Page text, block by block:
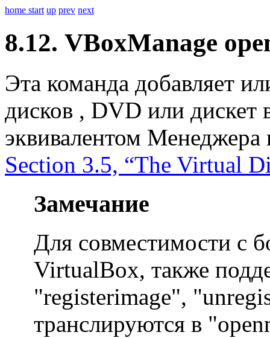
home start up prev next
8.12. VBoxManage
Эта команда добавляет
дисков , DVD или дискет
эквивалентом
Section 3.5, “The Virtual
Замечание
Для совместимости с
VirtualBox, также
"registerimage",
транслируются в